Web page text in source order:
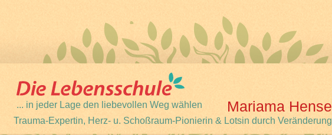
... in jeder Lage den liebevollen Weg wählen Mariama Hense
Trauma-Expertin, Herz- u. Schoßraum-Pionierin & Lotsin durch Veränderung